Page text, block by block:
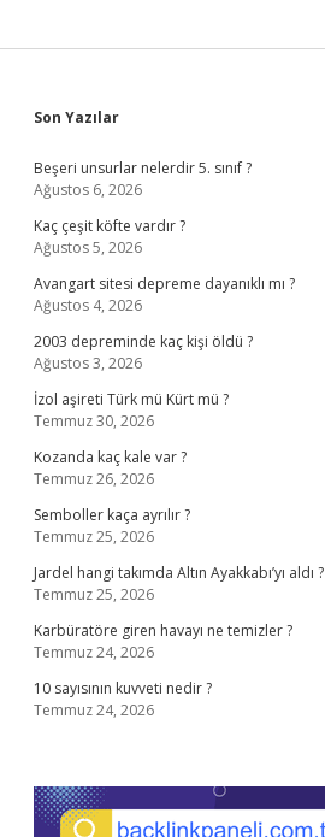
Sidebar
Son Yazılar
Beşeri unsurlar nelerdir 5. sınıf ?
Ağustos 6, 2026
Kaç çeşit köfte vardır ?
Ağustos 5, 2026
Avangart sitesi depreme dayanıklı mı ?
Ağustos 4, 2026
2003 depreminde kaç kişi öldü ?
Ağustos 3, 2026
İzol aşireti Türk mü Kürt mü ?
Temmuz 30, 2026
Kozanda kaç kale var ?
Temmuz 26, 2026
Semboller kaça ayrılır ?
Temmuz 25, 2026
Jardel hangi takımda Altın Ayakkabı’yı aldı ?
Temmuz 25, 2026
Karbüratöre giren havayı ne temizler ?
Temmuz 24, 2026
10 sayısının kuvveti nedir ?
Temmuz 24, 2026